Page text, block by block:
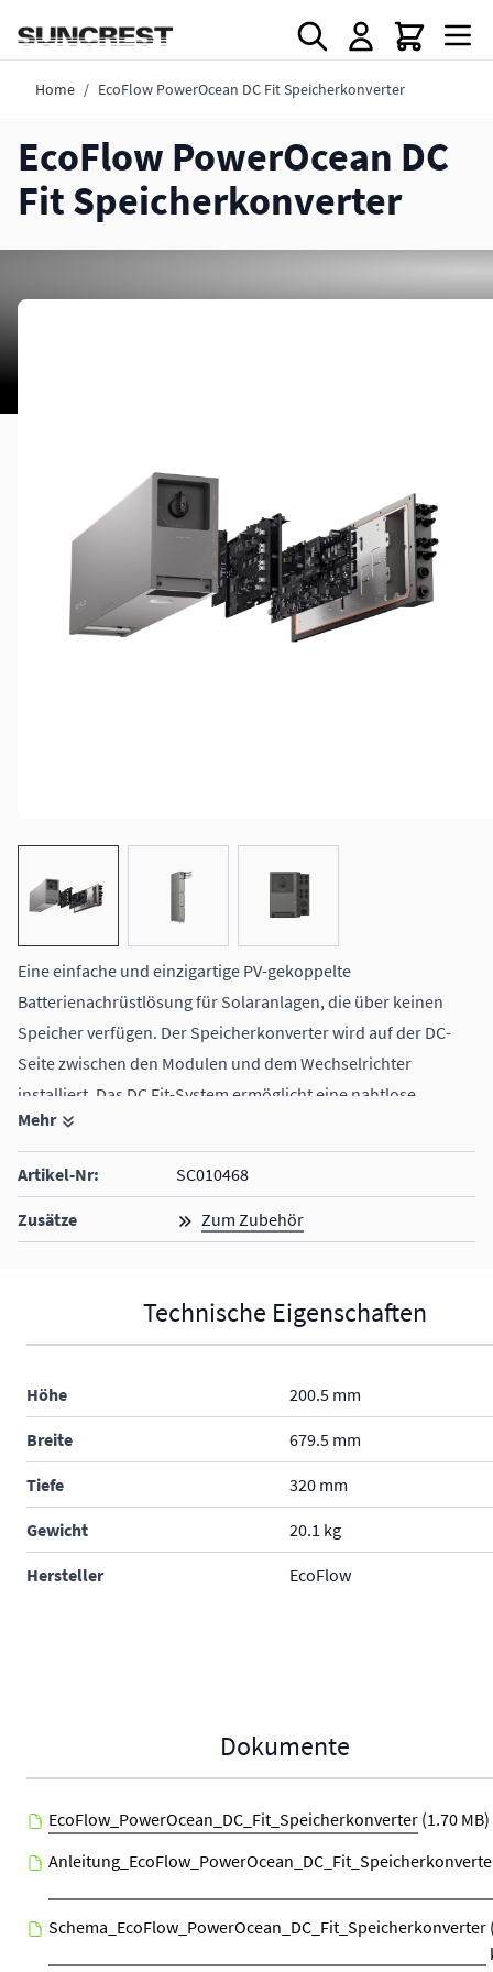
Home / EcoFlow PowerOcean DC Fit Speicherkonverter
EcoFlow PowerOcean DC
Fit Speicherkonverter
Eine einfache und einzigartige PV-gekoppelte
Batterienachrüstlösung für Solaranlagen, die über keinen
Speicher verfügen. Der Speicherkonverter wird auf der DC-
Seite zwischen den Modulen und dem Wechselrichter
installiert. Das DC Fit-System ermöglicht eine nahtlose
Integration einer Batterie von bis zu 15 kWh in eine
bestehende Solaranlage.
kein Speicherwechselrichter erforderlich
kein Austausch des bestehenden Wechselrichters
die Batterie EcoFlow PowerOcean EF BD-5.1-S1 muss sep.
Ein EcoFlow PowerOcean Bodenständer oder eine EcoFlow
Mehr
Artikel-Nr: SC010468
Zusätze Zum Zubehör
Technische Eigenschaften
Höhe 200.5 mm
Breite 679.5 mm
Tiefe 320 mm
Gewicht 20.1 kg
Hersteller EcoFlow
Dokumente
EcoFlow_PowerOcean_DC_Fit_Speicherkonverter (1.70 MB)
Schema_EcoFlow_PowerOcean_DC_Fit_Speicherkonverter